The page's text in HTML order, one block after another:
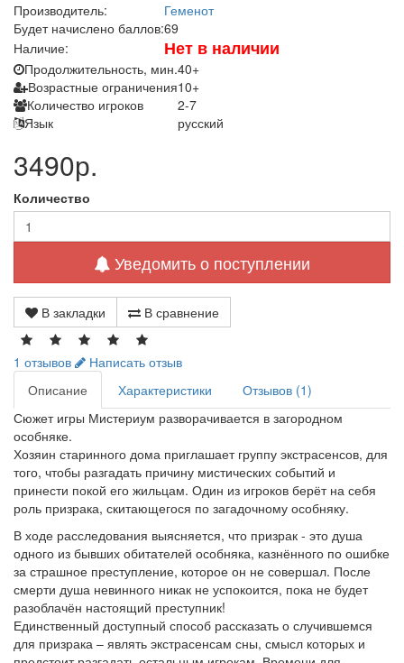
Производитель:
Геменот
Будет начислено баллов:69
Наличие:
Нет в наличии
Продолжительность, мин.40+
Возрастные ограничения10+
Количество игроков
2-7
Язык
русский
3490р.
Количество
Уведомить о поступлении
В закладки В сравнение
1 отзывов
Написать отзыв
Описание
Характеристики
Отзывов (1)
Сюжет игры Мистериум разворачивается в загородном
особняке.
Хозяин старинного дома приглашает группу экстрасенсов, для
того, чтобы разгадать причину мистических событий и
принести покой его жильцам. Один из игроков берёт на себя
роль призрака, скитающегося по загадочному особняку.
В ходе расследования выясняется, что призрак - это душа
одного из бывших обитателей особняка, казнённого по ошибке
за страшное преступление, которое он не совершал. После
смерти душа невинного никак не успокоится, пока не будет
разоблачён настоящий преступник!
Единственный доступный способ рассказать о случившемся
для призрака – являть экстрасенсам сны, смысл которых и